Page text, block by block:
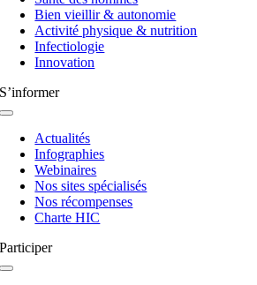
Bien vieillir & autonomie
Activité physique & nutrition
Infectiologie
Innovation
S’informer
Navigation
basculeActualités
Infographies
Webinaires
Nos sites spécialisés
Nos récompenses
Charte HIC
Participer
Navigation